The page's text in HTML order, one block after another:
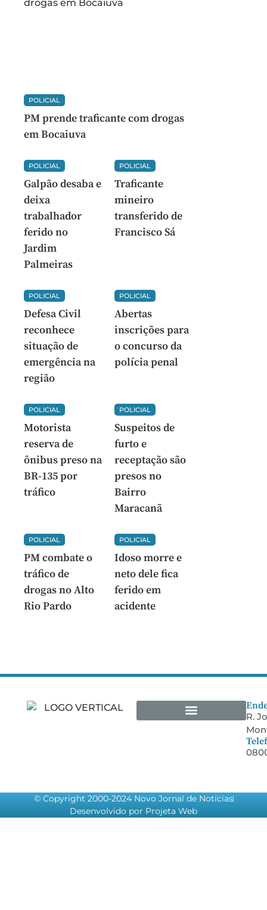
POLICIAL
PM prende traficante com drogas
em Bocaiuva
POLICIAL
Galpão desaba e
deixa
trabalhador
ferido no
Jardim
Palmeiras
POLICIAL
Traficante
mineiro
transferido de
Francisco Sá
POLICIAL
Defesa Civil
reconhece
situação de
emergência na
região
POLICIAL
Abertas
inscrições para
o concurso da
polícia penal
POLICIAL
Motorista
reserva de
ônibus preso na
BR-135 por
tráfico
POLICIAL
Suspeitos de
furto e
receptação são
presos no
Bairro
Maracanã
POLICIAL
PM combate o
tráfico de
drogas no Alto
Rio Pardo
POLICIAL
Idoso morre e
neto dele fica
ferido em
acidente
R.
© Copyright 2000-2024 Novo Jornal de Notícias
Desenvolvido por Projeta Web